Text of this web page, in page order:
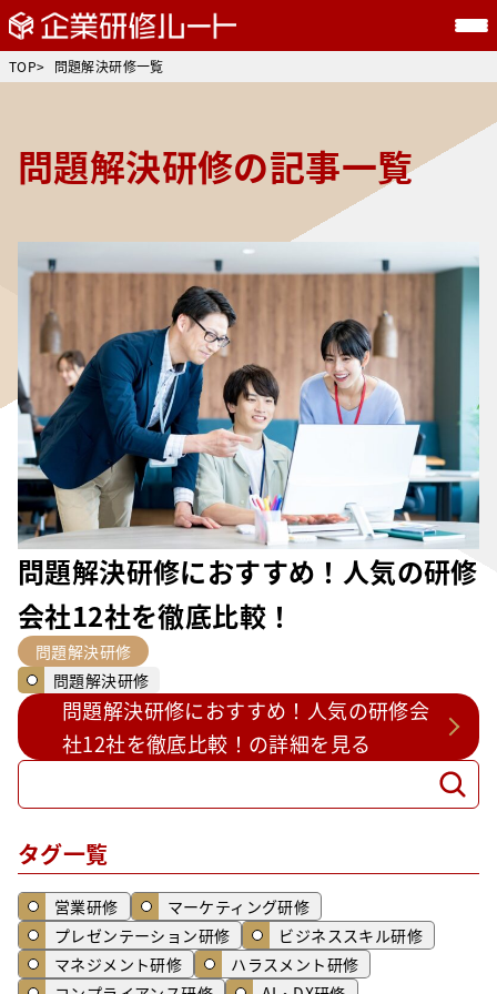
TOP 問題解決研修一覧
問題解決研修の記事一覧
問題解決研修におすすめ！人気の研修
会社12社を徹底比較！
問題解決研修
問題解決研修
問題解決研修におすすめ！人気の研修会
社12社を徹底比較！の詳細を見る
検
検
索
タグ一覧
営業研修
マーケティング研修
プレゼンテーション研修
ビジネススキル研修
マネジメント研修
ハラスメント研修